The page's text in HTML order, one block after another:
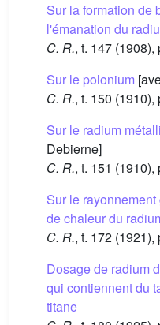
Sur la formation de
l'émanation du
C. R., t. 147 (1908),
Sur le polonium
C. R., t. 150 (1910),
Sur le radium
Debierne]
C. R., t. 151 (1910),
Sur le
de chaleur du
C. R., t. 172 (1921),
Dosage de radium
qui contiennent du
titane